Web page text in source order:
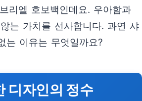
리엘 호보백인데요. 우아함과
는 가치를 선사합니다. 과연 샤
는 이유는 무엇일까요?
디자인의 정수